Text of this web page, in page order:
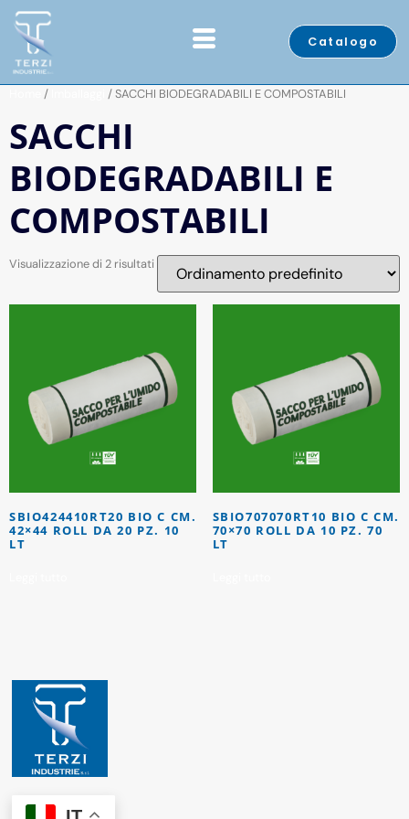
Catalogo
/ / SACCHI BIODEGRADABILI E COMPOSTABILI
SACCHI
BIODEGRADABILI E
COMPOSTABILI
Visualizzazione di 2 risultati
SBIO424410RT20 BIO C CM.
42×44 ROLL DA 20 PZ. 10
LT
SBIO707070RT10 BIO C CM.
70×70 ROLL DA 10 PZ. 70
LT